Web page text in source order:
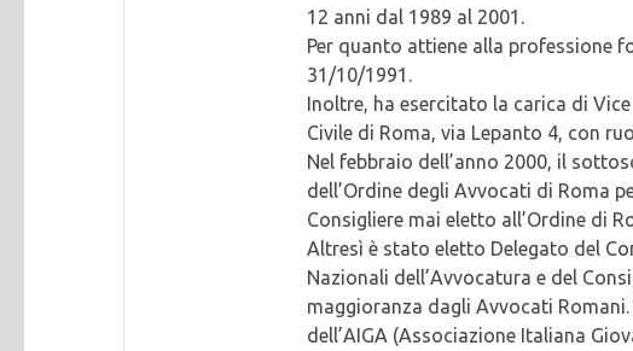
12 anni dal 1989 al 2001.
Per quanto attiene alla professione
31/10/1991.
Inoltre, ha esercitato la carica di
Civile di Roma, via Lepanto 4, con
Nel febbraio dell’anno 2000, il
dell’Ordine degli Avvocati di Roma
Consigliere mai eletto all’Ordine di
Altresì è stato eletto Delegato del
Nazionali dell’Avvocatura e del
maggioranza dagli Avvocati
dell’AIGA (Associazione Italiana